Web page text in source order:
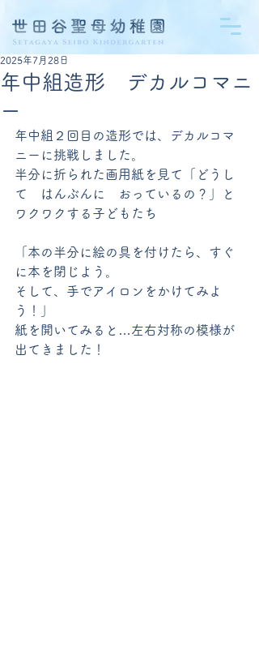
年中組造形 デカルコマニ
ー
2025年7月28日
年中組２回目の造形では、デカルコマ
ニーに挑戦しました。
半分に折られた画用紙を見て「どうし
て　はんぶんに　おっているの？」と
ワクワクする子どもたち
「本の半分に絵の具を付けたら、すぐ
に本を閉じよう。
そして、手でアイロンをかけてみよ
う！」
紙を開いてみると…左右対称の模様が
出てきました！